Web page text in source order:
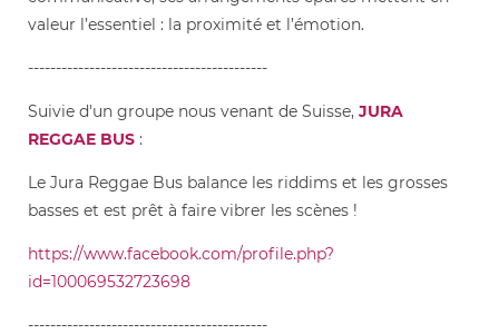
valeur l’essentiel : la proximité et l’émotion.
-------------------------------------------
Suivie d'un groupe nous venant de Suisse, JURA
REGGAE BUS :
Le Jura Reggae Bus balance les riddims et les grosses
basses et est prêt à faire vibrer les scènes !
https://www.facebook.com/profile.php?
id=100069532723698
-------------------------------------------